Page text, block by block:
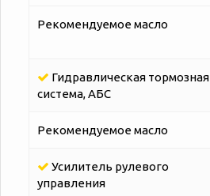
Рекомендуемое масло
Гидравлическая тормозная
система, АБС
Рекомендуемое масло
Усилитель рулевого
управления